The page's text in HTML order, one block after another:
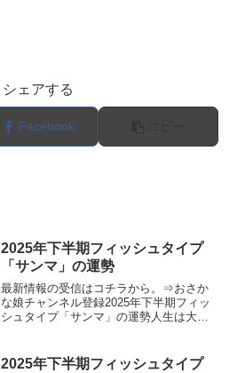
シェアする
Facebook
2025年下半期フィッシュタイプ
「サンマ」の運勢
最新情報の受信はコチラから。⇒おさか
な娘チャンネル登録2025年下半期フィッ
シュタイプ「サンマ」の運勢人生は大き
運命の航路を進んでいます。このページ
2025年下半期フィッシュタイプ